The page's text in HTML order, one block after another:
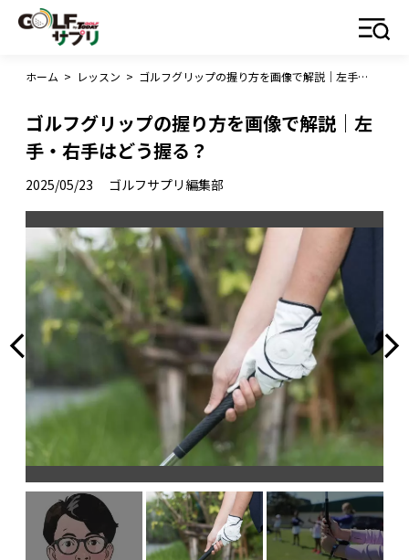
ホーム > レッスン > ゴルフグリップの握り方を画像で解説｜左手・右手はどう握る？
ゴルフグリップの握り方を画像で解説｜左
手・右手はどう握る？
2025/05/23 ゴルフサプリ編集部